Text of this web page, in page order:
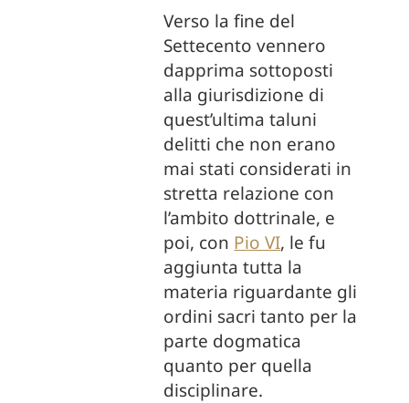
Verso la fine del
Settecento vennero
dapprima sottoposti
alla giurisdizione di
quest’ultima taluni
delitti che non erano
mai stati considerati in
stretta relazione con
l’ambito dottrinale, e
poi, con Pio VI, le fu
aggiunta tutta la
materia riguardante gli
ordini sacri tanto per la
parte dogmatica
quanto per quella
disciplinare.